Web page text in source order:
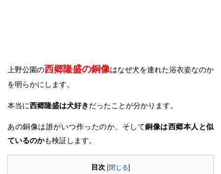
上野公園の西郷隆盛の銅像はなぜ犬を連れた浴衣姿なのか
を明らかにします。
本当に西郷隆盛は犬好きだったことが分かります。
あの銅像は誰がいつ作ったのか、そして銅像は西郷本人と似
ているのかも検証します。
目次 [閉じる]